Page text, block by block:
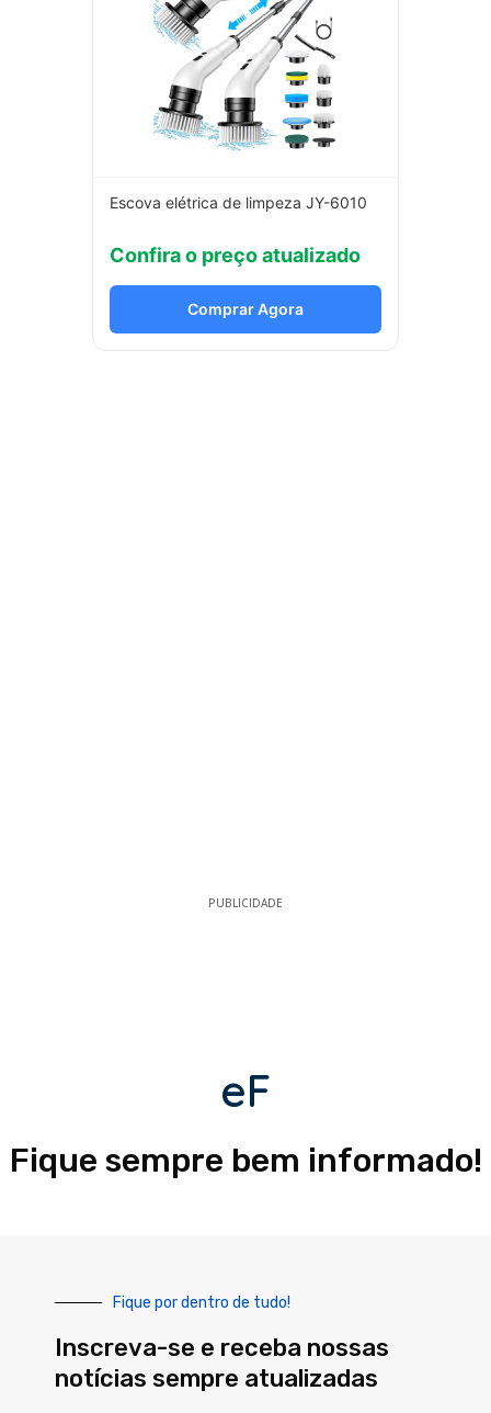
Escova elétrica de limpeza JY-6010
Confira o preço atualizado
Comprar Agora
PUBLICIDADE
eF
Fique sempre bem informado!
Fique por dentro de tudo!
Inscreva-se e receba nossas
notícias sempre atualizadas